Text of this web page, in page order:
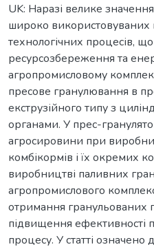
UK: Наразі велике
широко використовуваних
технологічних процесів,
ресурсозбереження та
агропромисловому
пресове гранулювання в
екструзійного типу з
органами. У прес-
агросировини при
комбікормів і їх окремих
виробництві паливних
агропромислового
отримання гранульованих
підвищення ефективності
процесу. У статті означено